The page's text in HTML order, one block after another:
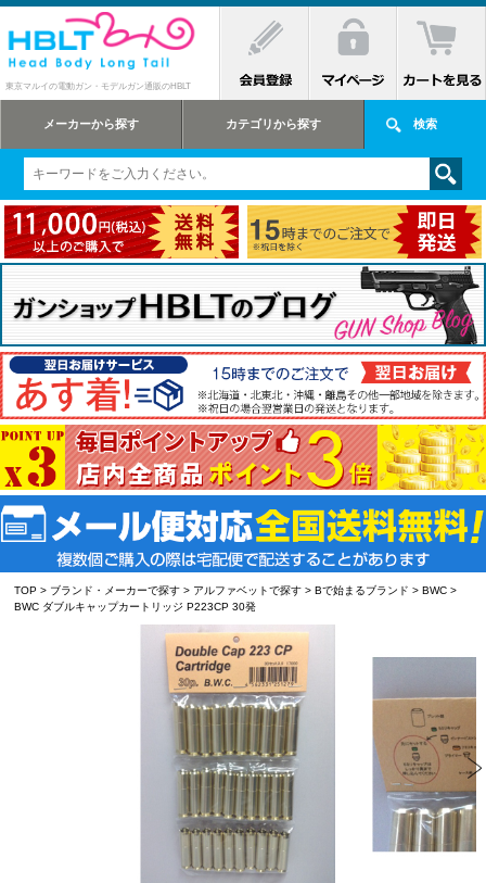
東京マルイの電動ガン・モデルガン通販のHBLT
メーカーから探す カテゴリから探す 検索
TOP > ブランド・メーカーで探す > アルファベットで探す >Bで始まるブランド >BWC >
BWC ダブルキャップカートリッジ P223CP 30発